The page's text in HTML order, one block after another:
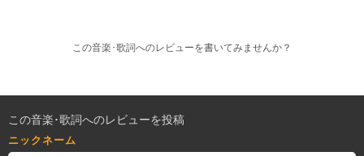
この音楽･歌詞へのレビューを書いてみませんか？
この音楽･歌詞へのレビューを投稿
ニックネーム